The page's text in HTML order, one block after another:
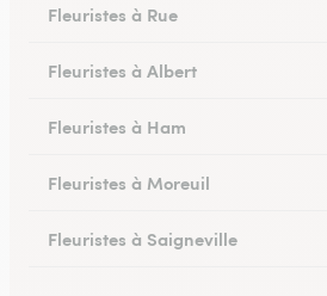
Fleuristes à Rue
Fleuristes à Albert
Fleuristes à Ham
Fleuristes à Moreuil
Fleuristes à Saigneville